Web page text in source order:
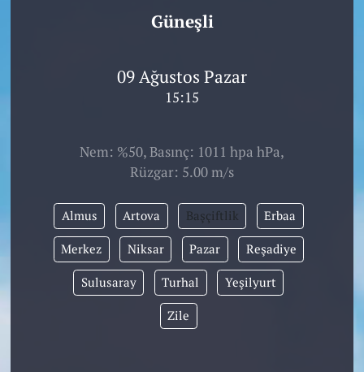
Güneşli
09 Ağustos Pazar
15:15
Nem: %50, Basınç: 1011 hpa hPa,
Rüzgar: 5.00 m/s
Almus Artova Başçiftlik Erbaa
Merkez Niksar Pazar Reşadiye
Sulusaray Turhal Yeşilyurt
Zile